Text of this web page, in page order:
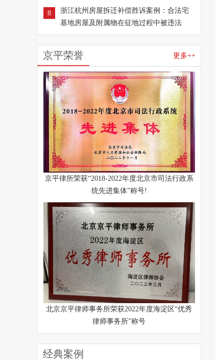
8
浙江杭州房屋拆迁补偿胜诉案例：合法宅
基地房屋及附属物在征地过程中被违法
京平荣誉 更多++
京平律所荣获“2018-2022年度北京市司法行政系
统先进集体”称号!
北京京平律师事务所荣获2022年度海淀区“优秀
律师事务所”称号
经典案例